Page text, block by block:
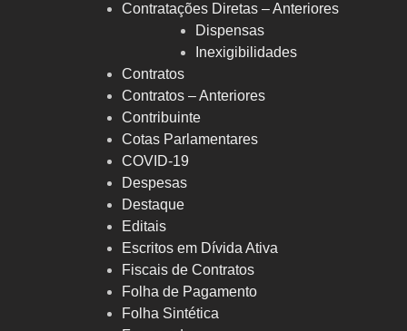
Contratações Diretas – Anteriores
Dispensas
Inexigibilidades
Contratos
Contratos – Anteriores
Contribuinte
Cotas Parlamentares
COVID-19
Despesas
Destaque
Editais
Escritos em Dívida Ativa
Fiscais de Contratos
Folha de Pagamento
Folha Sintética